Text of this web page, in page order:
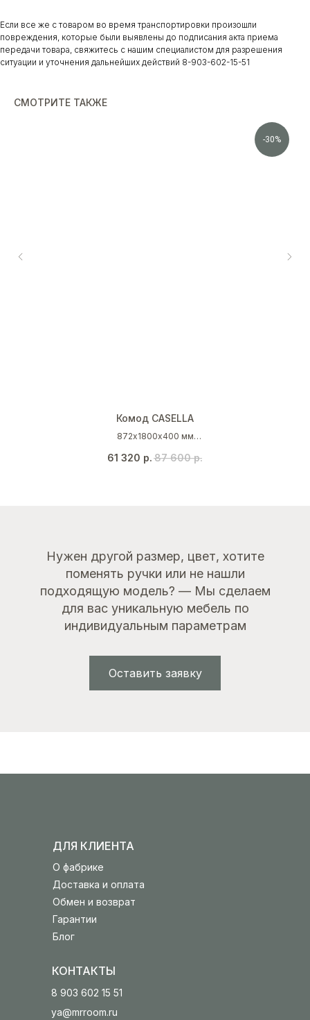
Если все же с товаром во время транспортировки произошли
повреждения, которые были выявлены до подписания акта приема
передачи товара, свяжитесь с нашим специалистом для разрешения
ситуации и уточнения дальнейших действий 8-903-602-15-51
СМОТРИТЕ ТАКЖЕ
-30%
Комод CASELLA
872х1800х400 мм
61 320 р. 87 600 р.
Нужен другой размер, цвет, хотите
поменять ручки или не нашли
подходящую модель? — Мы сделаем
для вас уникальную мебель по
индивидуальным параметрам
Оставить заявку
Блог
Гарантии
Обмен и возврат
Доставка и оплата
О фабрике
ДЛЯ КЛИЕНТА
КОНТАКТЫ
8 903 602 15 51
ya@mrroom.ru